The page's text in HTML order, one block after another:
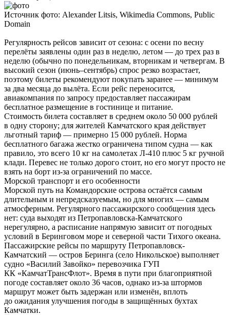
Источник фото: Alexander Litsis, Wikimedia Сommons, Public
Domain
Регулярность рейсов зависит от сезона: с осени по весну
перелёты заявлены один раз в неделю, летом — до трех раз в
неделю (обычно по понедельникам, вторникам и четвергам. В
высокий сезон (июнь–сентябрь) спрос резко возрастает,
поэтому билеты рекомендуют покупать заранее — минимум
за два месяца до вылёта. Если рейс переносится,
авиакомпания по запросу предоставляет пассажирам
бесплатное размещение в гостинице и питание.
Стоимость билета составляет в среднем около 50 000 рублей
в одну сторону; для жителей Камчатского края действует
льготный тариф — примерно 15 000 рублей. Норма
бесплатного багажа жестко ограничена типом судна — как
правило, это всего 10 кг на самолетах Л-410 плюс 5 кг ручной
клади. Перевес не только дорого стоит, но его могут просто не
взять на борт из-за ограничений по массе.
Морской транспорт и его особенности
Морской путь на Командорские острова остаётся самым
длительным и непредсказуемым, но для многих — самым
атмосферным. Регулярного пассажирского сообщения здесь
нет: суда выходят из Петропавловска-Камчатского
нерегулярно, а расписание напрямую зависит от погодных
условий в Беринговом море и северной части Тихого океана.
Пассажирские рейсы по маршруту Петропавловск-
Камчатский — остров Беринга (село Никольское) выполняет
судно «Василий Завойко» перевозчика ГУП
КК «КамчатТрансФлот». Время в пути при благоприятной
погоде составляет около 36 часов, однако из-за штормов
маршрут может быть задержан или изменён, вплоть
до ожидания улучшения погоды в защищённых бухтах
Камчатки.